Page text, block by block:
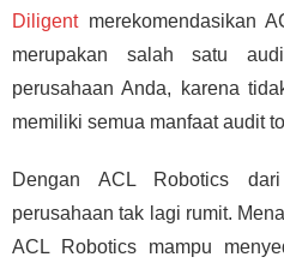
Diligentmerekomendasikan
merupakan salah satu
perusahaan Anda, karena
memiliki semua manfaat audit
Dengan ACL Robotics
perusahaan tak lagi rumit.
ACL Robotics mampu